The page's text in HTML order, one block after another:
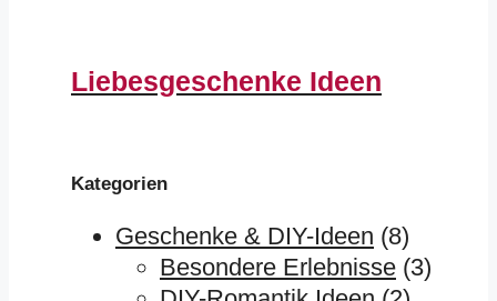
Liebesgeschenke Ideen
Kategorien
Geschenke & DIY-Ideen (8)
Besondere Erlebnisse (3)